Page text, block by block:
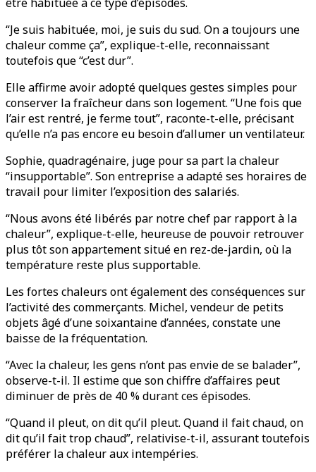
“Je suis habituée, moi, je suis du sud. On a toujours une
chaleur comme ça”, explique-t-elle, reconnaissant
toutefois que “c’est dur”.
Elle affirme avoir adopté quelques gestes simples pour
conserver la fraîcheur dans son logement. “Une fois que
l’air est rentré, je ferme tout”, raconte-t-elle, précisant
qu’elle n’a pas encore eu besoin d’allumer un ventilateur.
Sophie, quadragénaire, juge pour sa part la chaleur
“insupportable”. Son entreprise a adapté ses horaires de
travail pour limiter l’exposition des salariés.
“Nous avons été libérés par notre chef par rapport à la
chaleur”, explique-t-elle, heureuse de pouvoir retrouver
plus tôt son appartement situé en rez-de-jardin, où la
température reste plus supportable.
Les fortes chaleurs ont également des conséquences sur
l’activité des commerçants. Michel, vendeur de petits
objets âgé d’une soixantaine d’années, constate une
baisse de la fréquentation.
“Avec la chaleur, les gens n’ont pas envie de se balader”,
observe-t-il. Il estime que son chiffre d’affaires peut
diminuer de près de 40 % durant ces épisodes.
“Quand il pleut, on dit qu’il pleut. Quand il fait chaud, on
dit qu’il fait trop chaud”, relativise-t-il, assurant toutefois
préférer la chaleur aux intempéries.